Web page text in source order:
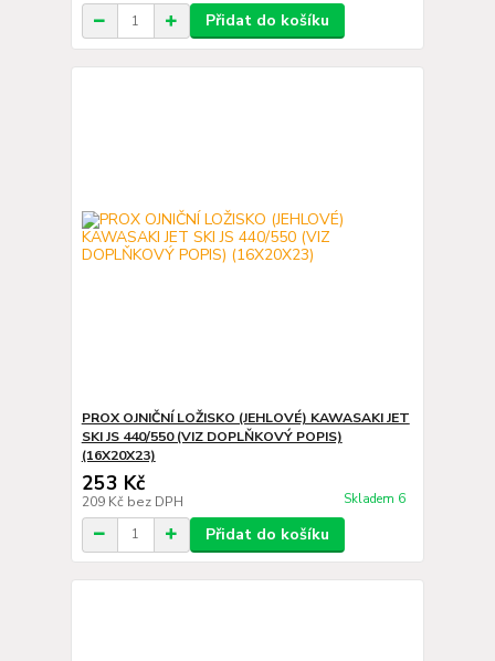
Přidat do košíku
PROX OJNIČNÍ LOŽISKO (JEHLOVÉ) KAWASAKI JET
SKI JS 440/550 (VIZ DOPLŇKOVÝ POPIS)
(16X20X23)
253 Kč
209 Kč bez DPH Skladem 6
Přidat do košíku